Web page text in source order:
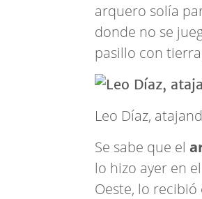
arquero solía
donde no se
pasillo con
Leo Díaz,
Se sabe que el
lo hizo ayer en
Oeste, lo